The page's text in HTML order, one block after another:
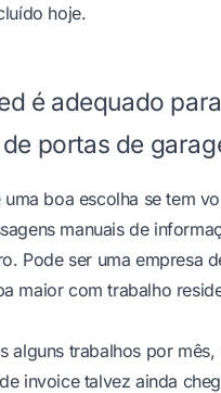
hoje.
é adequado
portas de
uma boa escolha se tem
manuais de
Pode ser uma empresa
maior com trabalho
alguns trabalhos por
invoice talvez ainda